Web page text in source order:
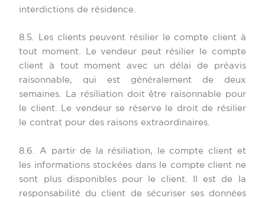
interdictions de résidence.
8.5. Les clients peuvent résilier le compte client à
tout moment. Le vendeur peut résilier le compte
client à tout moment avec un délai de préavis
raisonnable, qui est généralement de deux
semaines. La résiliation doit être raisonnable pour
le client. Le vendeur se réserve le droit de résilier
le contrat pour des raisons extraordinaires.
8.6. A partir de la résiliation, le compte client et
les informations stockées dans le compte client ne
sont plus disponibles pour le client. Il est de la
responsabilité du client de sécuriser ses données